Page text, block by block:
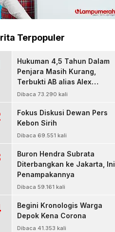
Terpopuler
Hukuman 4,5 Tahun Dalam
Penjara Masih Kurang,
Terbukti AB alias Alex
Residivis Narkoba Kembali
Dibaca 73.290 kali
Fokus Diskusi Dewan Pers
Kebon Sirih
Dibaca 69.551 kali
Buron Hendra Subrata
Diterbangkan ke Jakarta, Ini
Penampakannya
Dibaca 59.161 kali
Begini Kronologis Warga
Depok Kena Corona
Dibaca 41.353 kali